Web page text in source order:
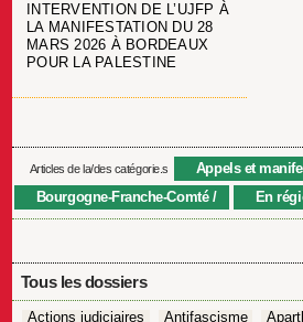
INTERVENTION DE L’UJFP À
LA MANIFESTATION DU 28
MARS 2026 À BORDEAUX
POUR LA PALESTINE
Articles de la/des catégorie.s
Appels et
Bourgogne-Franche-Comté
En
Tous les dossiers
Actions judiciaires Antifascisme